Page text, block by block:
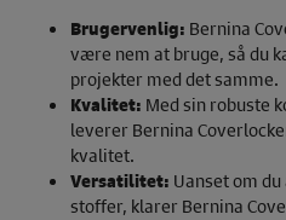
Brugervenlig: Bernina
være nem at bruge, så du
projekter med det samme.
Kvalitet: Med sin robuste
leverer Bernina
kvalitet.
Versatilitet: Uanset om
stoffer, klarer Bernina